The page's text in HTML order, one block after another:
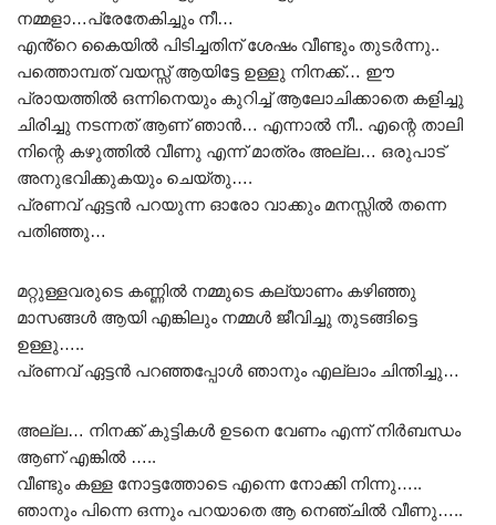
നമ്മളാ…പ്രേതേകിച്ചും നീ…
എൻ്റെ കൈയിൽ പിടിച്ചതിന് ശേഷം വീണ്ടും തുടർന്നു..
പത്തൊമ്പത് വയസ്സ് ആയിട്ടേ ഉള്ളു നിനക്ക്… ഈ
പ്രായത്തിൽ ഒന്നിനെയും കുറിച്ച് ആലോചിക്കാതെ കളിച്ചു
ചിരിച്ചു നടന്നത് ആണ് ഞാൻ… എന്നാൽ നീ.. എന്റെ താലി
നിന്റെ കഴുത്തിൽ വീണു എന്ന് മാത്രം അല്ല… ഒരുപാട്
അനുഭവിക്കുകയും ചെയ്തു….
പ്രണവ് ഏട്ടൻ പറയുന്ന ഓരോ വാക്കും മനസ്സിൽ തന്നെ
പതിഞ്ഞു…
മറ്റുള്ളവരുടെ കണ്ണിൽ നമ്മുടെ കല്യാണം കഴിഞ്ഞു
മാസങ്ങൾ ആയി എങ്കിലും നമ്മൾ ജീവിച്ചു തുടങ്ങിട്ടെ
ഉള്ളു…..
പ്രണവ് ഏട്ടൻ പറഞ്ഞപ്പോൾ ഞാനും എല്ലാം ചിന്തിച്ചു…
അല്ല… നിനക്ക് കുട്ടികൾ ഉടനെ വേണം എന്ന് നിർബന്ധം
ആണ് എങ്കിൽ …..
വീണ്ടും കള്ള നോട്ടത്തോടെ എന്നെ നോക്കി നിന്നു…..
ഞാനും പിന്നെ ഒന്നും പറയാതെ ആ നെഞ്ചിൽ വീണു…..